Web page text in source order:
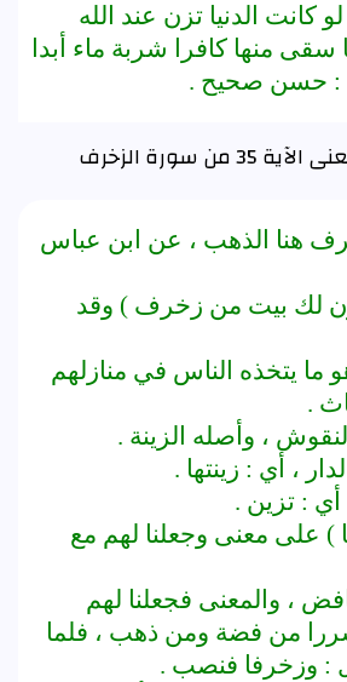
كانت الدنيا تزن عند الله
منها كافرا شربة ماء أبدا
: حسن صحيح .
35 من سورة الزخرف
هنا الذهب ، عن ابن عباس
لك بيت من زخرف ) وقد
ما يتخذه الناس في منازلهم
.
، وأصله الزينة .
، أي : زينتها .
: تزين .
) على معنى وجعلنا لهم مع
، والمعنى فجعلنا لهم
من فضة ومن ذهب ، فلما
: وزخرفا فنصب .